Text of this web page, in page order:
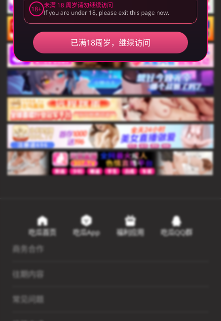
18+ 未满 18 周岁请勿继续访问
If you are under 18, please exit this page now.
已满18周岁，继续访问
吃瓜首页 吃瓜App 福利应用 吃瓜QQ群
商务合作
往期内容
常见问题